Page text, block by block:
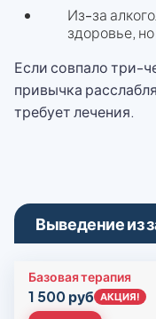
Из-за
здоровье,
Если совпало три-
привычка
требует лечения.
Выведение из
Базовая терапия
1 500 руб АКЦИЯ!